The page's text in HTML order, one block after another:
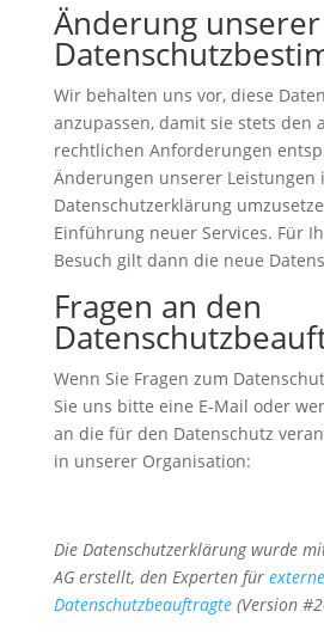
Änderung unserer
Wir behalten uns vor, diese
anzupassen, damit sie stets den
rechtlichen Anforderungen
Änderungen unserer Leistungen
Datenschutzerklärung
Einführung neuer Services. Für
Besuch gilt dann die neue
Fragen an den
Wenn Sie Fragen zum
Sie uns bitte eine E-Mail oder
an die für den Datenschutz
in unserer Organisation:
Die Datenschutzerklärung wurde
AG erstellt, den Experten für externe
Datenschutzbeauftragte(Version